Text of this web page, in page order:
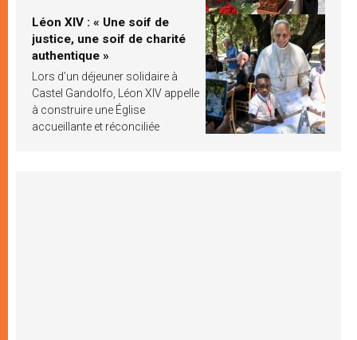
Léon XIV : « Une soif de
justice, une soif de charité
authentique »
Lors d’un déjeuner solidaire à
Castel Gandolfo, Léon XIV appelle
à construire une Église
accueillante et réconciliée